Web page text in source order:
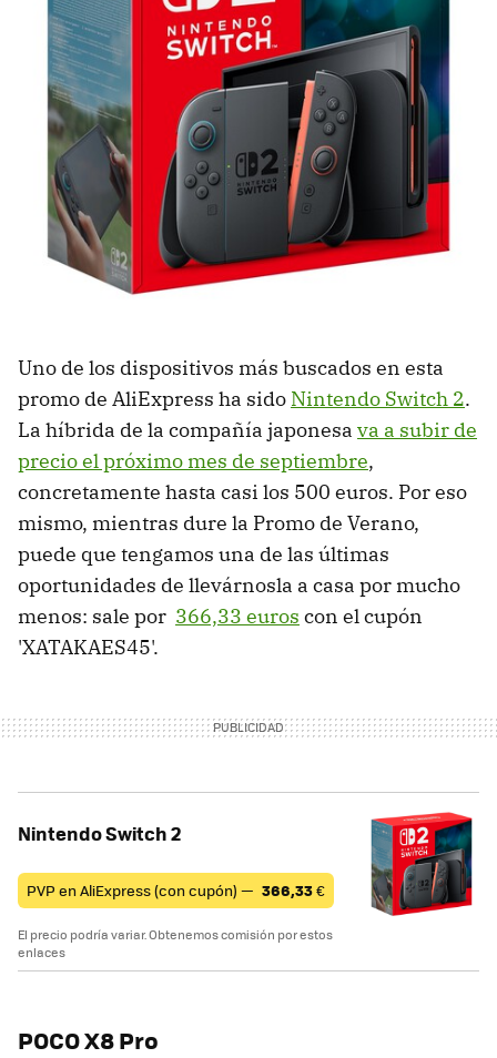
Uno de los dispositivos más buscados en esta
promo de AliExpress ha sido Nintendo Switch 2.
La híbrida de la compañía japonesa va a subir de
precio el próximo mes de septiembre,
concretamente hasta casi los 500 euros. Por eso
mismo, mientras dure la Promo de Verano,
puede que tengamos una de las últimas
oportunidades de llevárnosla a casa por mucho
menos: sale por 366,33 euros con el cupón
'XATAKAES45'.
Nintendo Switch 2
PVP en AliExpress (con cupón) — 366,33€
El precio podría variar. Obtenemos comisión por estos
enlaces
POCO X8 Pro